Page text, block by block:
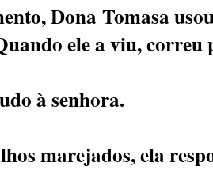
Dona Tomasa
ele a viu, correu
à senhora.
marejados, ela